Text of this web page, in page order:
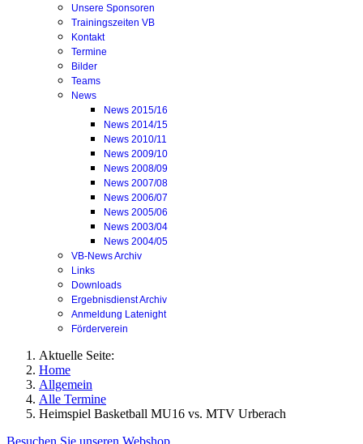
Unsere Sponsoren
Trainingszeiten VB
Kontakt
Termine
Bilder
Teams
News
News 2015/16
News 2014/15
News 2010/11
News 2009/10
News 2008/09
News 2007/08
News 2006/07
News 2005/06
News 2003/04
News 2004/05
VB-News Archiv
Links
Downloads
Ergebnisdienst Archiv
Anmeldung Latenight
Förderverein
Aktuelle Seite:
Home
Allgemein
Alle Termine
Heimspiel Basketball MU16 vs. MTV Urberach
Besuchen Sie unseren Webshop